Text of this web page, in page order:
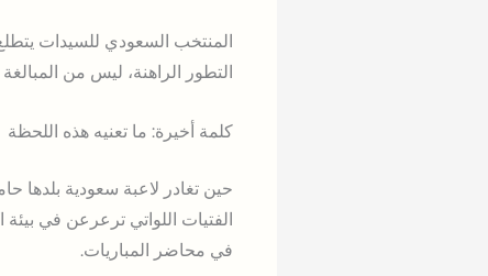
المنتخب السعودي للسيدات
التطور الراهنة، ليس من
كلمة أخيرة: ما تعنيه هذه اللحظة
حين تغادر لاعبة سعودية بلدها
الفتيات اللواتي ترعرعن في
في محاضر المباريات.